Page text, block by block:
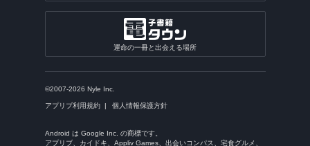
運命の一冊と出会える場所
©2007-2026 Nyle Inc.
アプリブ利用規約 個人情報保護方針
Android は Google Inc. の商標です。
アプリブ、カイドキ、Appliv Games、出会いコンパス、宅食グルメ、